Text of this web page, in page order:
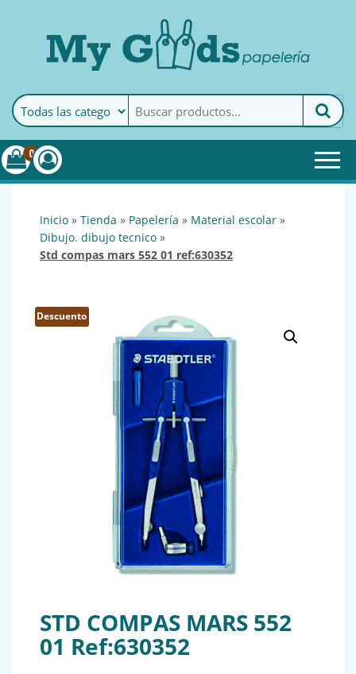
MyGoods · PapeleríaMy Goods es tu papelería
online de confianza. Podrás
encontrar todo lo necesario
0
inicio » tienda » papelería » material escolar »
dibujo. dibujo tecnico »
std compas mars 552 01 ref:630352
Descuento
STD COMPAS MARS 552
01 Ref:630352